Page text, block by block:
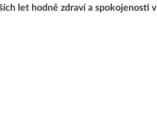
let hodně zdraví a spokojenosti v